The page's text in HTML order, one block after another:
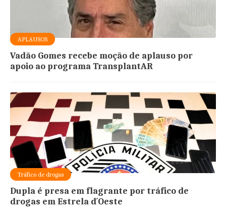
APLAUSOS
Vadão Gomes recebe moção de aplauso por
apoio ao programa TransplantAR
Tráfico de drogas
Dupla é presa em flagrante por tráfico de
drogas em Estrela d´Oeste